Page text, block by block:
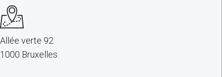
Allée verte 92
1000 Bruxelles.